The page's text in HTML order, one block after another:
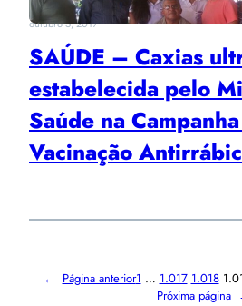
outubro 5, 2017
SAÚDE – Caxias
estabelecida pelo
Saúde na
Vacinação
← Página anterior1 … 1.017 1.018
Próxima página